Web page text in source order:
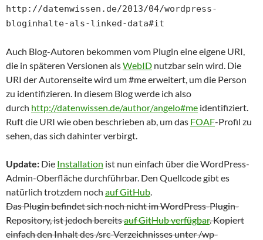
http://datenwissen.de/2013/04/wordpress-
bloginhalte-als-linked-data#it
Auch Blog-Autoren bekommen vom Plugin eine eigene URI,
die in späteren Versionen alsWebID nutzbar sein wird. Die
URI der Autorenseite wird um #me erweitert, um die Person
zu identifizieren. In diesem Blog werde ich also
durch http://datenwissen.de/author/angelo#me identifiziert.
Ruft die URI wie oben beschrieben ab, um das FOAF-Profil zu
sehen, das sich dahinter verbirgt.
Update: Die Installation ist nun einfach über die WordPress-
Admin-Oberfläche durchführbar. Den Quellcode gibt es
natürlich trotzdem noch auf GitHub.
Das Plugin befindet sich noch nicht im WordPress-Plugin-
Repository, ist jedoch bereitsauf GitHub verfügbar. Kopiert
einfach den Inhalt des /src-Verzeichnisses unter /wp-